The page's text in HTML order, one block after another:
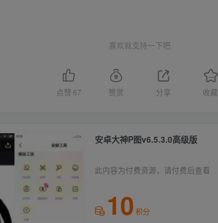
喜欢就支持一下吧
点赞 67 赞赏 分享 收藏
安卓大神P图v6.5.3.0高级版
此内容为付费资源，请付费后查看
10 积分